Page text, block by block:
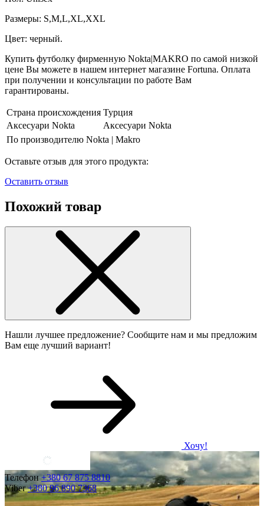
Размеры: S,M,L,XL,XXL
Цвет: черный.
Купить футболку фирменную Nokta|MAKRO по самой низкой
цене Вы можете в нашем интернет магазине Fortuna. Оплата
при получении и консультации по работе Вам
гарантированы.
Страна происхождения Турция
Аксесуари Nokta
Аксесуари Nokta
По производителю Nokta | Makro
Оставьте отзыв для этого продукта:
Оставить отзыв
Похожий товар
Нашли лучшее предложение? Сообщите нам и мы предложим
Вам еще лучший вариант!
Хочу!
Телефон+380 67 875 8810
Viber+380 96 890 7368